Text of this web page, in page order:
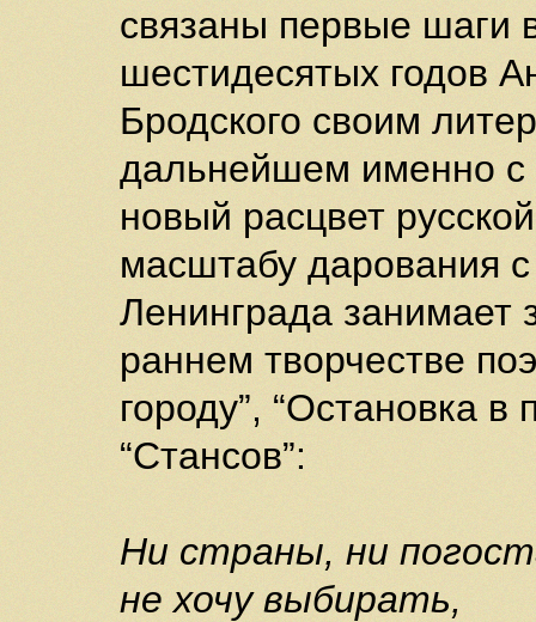
связаны первые шаги
шестидесятых годов
Бродского своим
дальнейшем именно
новый расцвет
масштабу дарования
Ленинграда занимает
раннем творчестве
городу”, “Остановка
“Стансов”:
Ни страны, ни
не хочу выбирать,